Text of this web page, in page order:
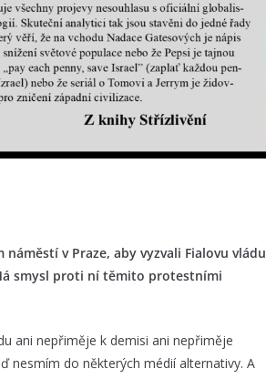
v Praze, aby vyzvali Fialovu vládu
smysl proti ní těmito protestními
ani nepřiměje k demisi ani nepřiměje
nesmím do některých médií alternativy. A